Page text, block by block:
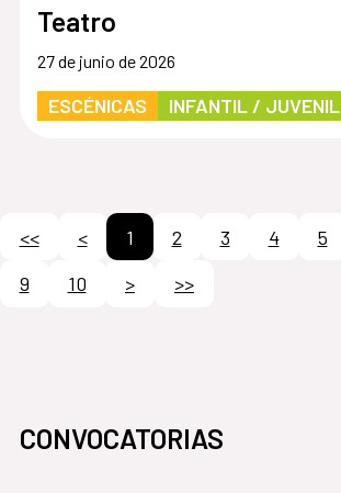
Teatro
27 de junio de 2026
ESCÉNICAS INFANTIL / JUVENIL
<< < 1 2 3 4 5
9
10 > >>
CONVOCATORIAS